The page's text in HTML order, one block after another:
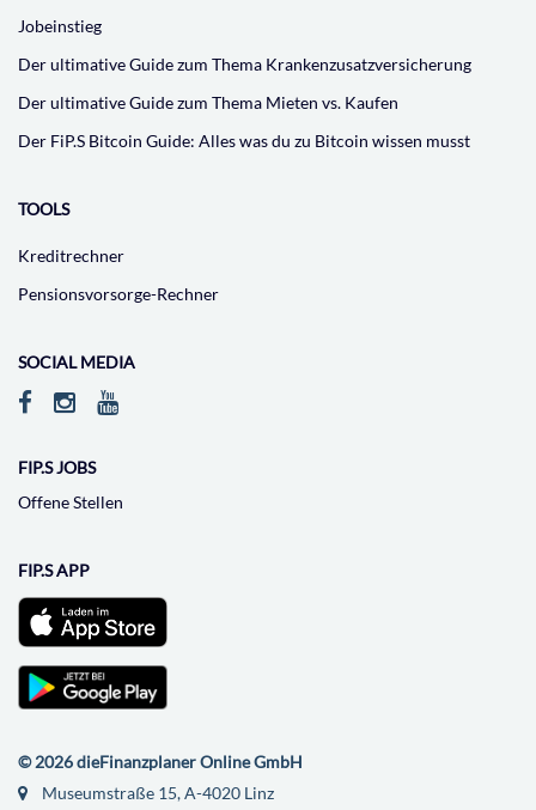
Jobeinstieg
Der ultimative Guide zum Thema Krankenzusatzversicherung
Der ultimative Guide zum Thema Mieten vs. Kaufen
Der FiP.S Bitcoin Guide: Alles was du zu Bitcoin wissen musst
TOOLS
Kreditrechner
Pensionsvorsorge-Rechner
SOCIAL MEDIA
FIP.S JOBS
Offene Stellen
FIP.S APP
© 2026 dieFinanzplaner Online GmbH
Museumstraße 15, A-4020 Linz